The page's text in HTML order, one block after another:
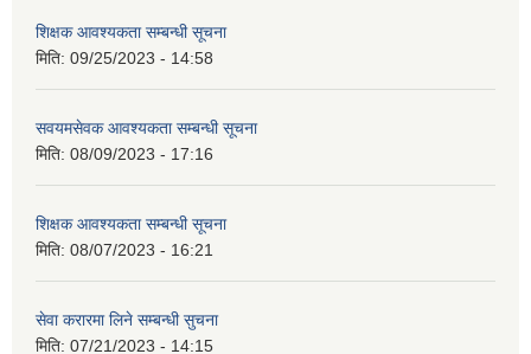
शिक्षक आवश्यकता सम्बन्धी सूचना
मिति: 09/25/2023 - 14:58
सवयमसेवक आवश्यकता सम्बन्धी सूचना
मिति: 08/09/2023 - 17:16
शिक्षक आवश्यकता सम्बन्धी सूचना
मिति: 08/07/2023 - 16:21
सेवा करारमा लिने सम्बन्धी सुचना
मिति: 07/21/2023 - 14:15